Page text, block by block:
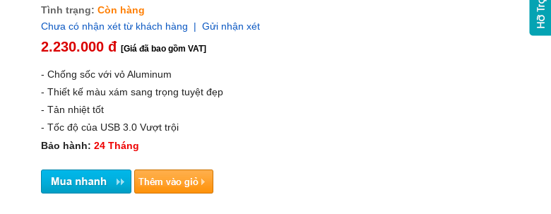
Tình trạng: Còn hàng
Chưa có nhận xét từ khách hàng | Gửi nhận xét
2.230.000 đ [Giá đã bao gồm VAT]
- Chống sốc với vỏ Aluminum
- Thiết kế màu xám sang trọng tuyệt đẹp
- Tản nhiệt tốt
- Tốc độ của USB 3.0 Vượt trội
Bảo hành: 24 Tháng